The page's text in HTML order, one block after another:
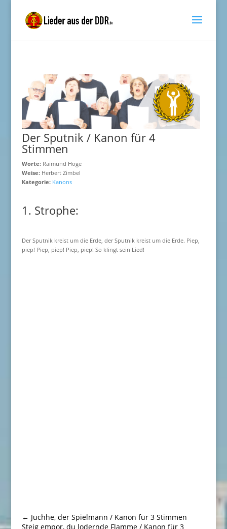
Der Sputnik / Kanon für 4
Stimmen
Worte:Raimund Hoge
Weise:Herbert Zimbel
Kategorie: Kanons
1. Strophe:
Der Sputnik kreist um die Erde, der Sputnik kreist um die Erde. Piep,
piep! Piep, piep! Piep, piep! So klingt sein Lied!
← Juchhe, der Spielmann / Kanon für 3 Stimmen
Steig empor, du lodernde Flamme / Kanon für 3